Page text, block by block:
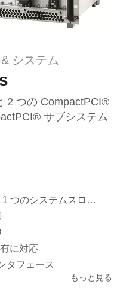
システム
2 つの CompactPCI®
サブシステム
デュアル 3U CompactPCI® システム
に対応
タフェース
もっと見る